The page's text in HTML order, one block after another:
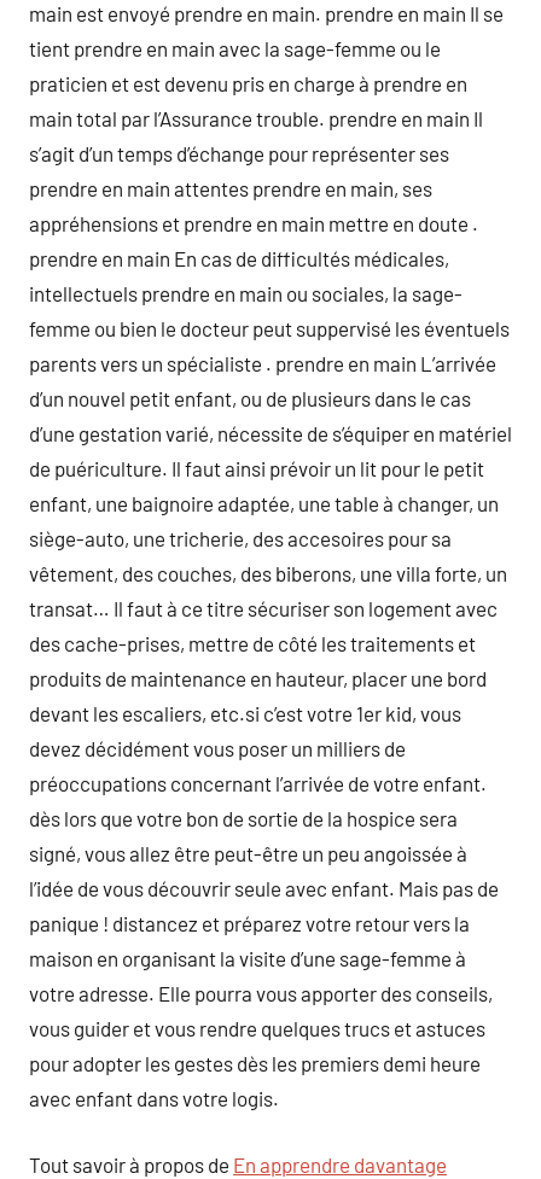
main est envoyé prendre en main. prendre en main Il se
tient prendre en main avec la sage-femme ou le
praticien et est devenu pris en charge à prendre en
main total par l’Assurance trouble. prendre en main Il
s’agit d’un temps d’échange pour représenter ses
prendre en main attentes prendre en main, ses
appréhensions et prendre en main mettre en doute .
prendre en main En cas de difficultés médicales,
intellectuels prendre en main ou sociales, la sage-
femme ou bien le docteur peut suppervisé les éventuels
parents vers un spécialiste . prendre en main L’arrivée
d’un nouvel petit enfant, ou de plusieurs dans le cas
d’une gestation varié, nécessite de s’équiper en matériel
de puériculture. Il faut ainsi prévoir un lit pour le petit
enfant, une baignoire adaptée, une table à changer, un
siège-auto, une tricherie, des accesoires pour sa
vêtement, des couches, des biberons, une villa forte, un
transat… Il faut à ce titre sécuriser son logement avec
des cache-prises, mettre de côté les traitements et
produits de maintenance en hauteur, placer une bord
devant les escaliers, etc.si c’est votre 1er kid, vous
devez décidément vous poser un milliers de
préoccupations concernant l’arrivée de votre enfant.
dès lors que votre bon de sortie de la hospice sera
signé, vous allez être peut-être un peu angoissée à
l’idée de vous découvrir seule avec enfant. Mais pas de
panique ! distancez et préparez votre retour vers la
maison en organisant la visite d’une sage-femme à
votre adresse. Elle pourra vous apporter des conseils,
vous guider et vous rendre quelques trucs et astuces
pour adopter les gestes dès les premiers demi heure
avec enfant dans votre logis.
Tout savoir à propos de En apprendre davantage